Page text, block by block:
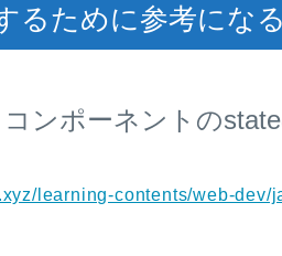
るために参考にな
ンポーネントの
learning-contents/web-